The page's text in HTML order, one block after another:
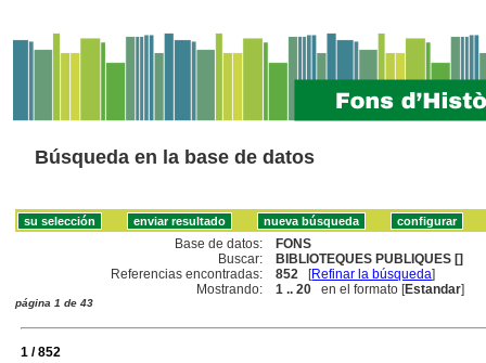
Búsqueda en la base de datos
Base de datos:
FONS
Buscar:
BIBLIOTEQUES PUBLIQUES []
Referencias encontradas:
852 [Refinar la búsqueda]
Mostrando:
1 .. 20 en el formato [Estandar]
página 1 de 43
1 / 852